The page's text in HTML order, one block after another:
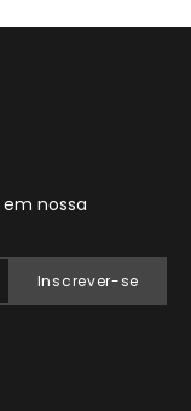
nossa
Inscrever-se